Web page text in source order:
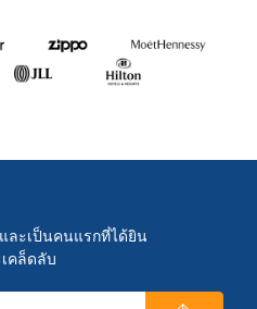
ละเป็นคนแรกที่ได้ยิน
คล็ดลับ